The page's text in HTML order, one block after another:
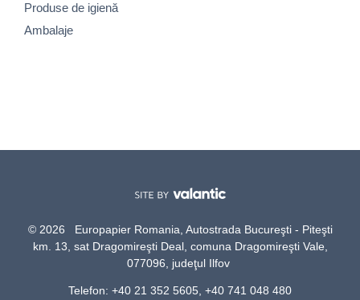
Produse de igienă
Ambalaje
© 2026 Europapier Romania, Autostrada Bucureşti - Piteşti
km. 13, sat Dragomireşti Deal, comuna Dragomireşti Vale,
077096, judeţul Ilfov
Telefon: +40 21 352 5605, +40 741 048 480